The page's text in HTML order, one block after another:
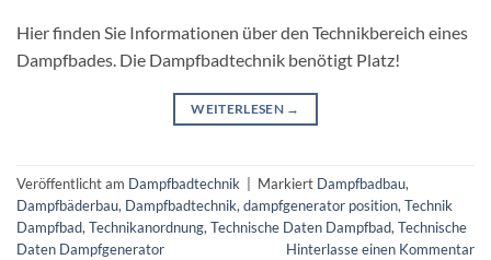
Hier finden Sie Informationen über den Technikbereich eines
Dampfbades. Die Dampfbadtechnik benötigt Platz!
WEITERLESEN →
Veröffentlicht am Dampfbadtechnik Markiert Dampfbadbau,
Dampfbäderbau, Dampfbadtechnik,dampfgenerator position,Technik
Dampfbad,Technikanordnung,Technische Daten Dampfbad,Technische
Daten Dampfgenerator
Hinterlasse einen Kommentar